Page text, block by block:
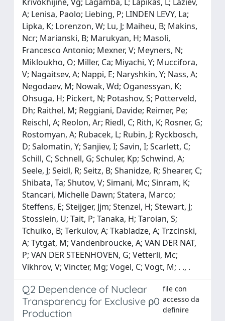
A; Lenisa, Paolo; Liebing, P; LINDEN LEVY, La;
Lipka, K; Lorenzon, W; Lu, J; Maiheu, B; Makins,
Ncr; Marianski, B; Marukyan, H; Masoli,
Francesco Antonio; Mexner, V; Meyners, N;
Mikloukho, O; Miller, Ca; Miyachi, Y; Muccifora,
V; Nagaitsev, A; Nappi, E; Naryshkin, Y; Nass, A;
Negodaev, M; Nowak, Wd; Oganessyan, K;
Ohsuga, H; Pickert, N; Potashov, S; Potterveld,
Dh; Raithel, M; Reggiani, Davide; Reimer, Pe;
Reischl, A; Reolon, Ar; Riedl, C; Rith, K; Rosner, G;
Rostomyan, A; Rubacek, L; Rubin, J; Ryckbosch,
D; Salomatin, Y; Sanjiev, I; Savin, I; Scarlett, C;
Schill, C; Schnell, G; Schuler, Kp; Schwind, A;
Seele, J; Seidl, R; Seitz, B; Shanidze, R; Shearer, C;
Shibata, Ta; Shutov, V; Simani, Mc; Sinram, K;
Stancari, Michelle Dawn; Statera, Marco;
Steffens, E; Steijger, Jjm; Stenzel, H; Stewart, J;
Stosslein, U; Tait, P; Tanaka, H; Taroian, S;
Tchuiko, B; Terkulov, A; Tkabladze, A; Trzcinski,
A; Tytgat, M; Vandenbroucke, A; VAN DER NAT,
P; VAN DER STEENHOVEN, G; Vetterli, Mc;
Vikhrov, V; Vincter, Mg; Vogel, C; Vogt, M; . ., .
Q2 Dependence of Nuclear
Transparency for Exclusive ρ0
Production
file con
accesso da
definire